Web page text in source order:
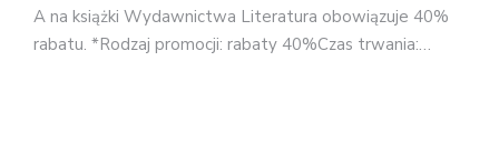
A na książki Wydawnictwa Literatura obowiązuje 40%
rabatu. *Rodzaj promocji: rabaty 40%Czas trwania:…